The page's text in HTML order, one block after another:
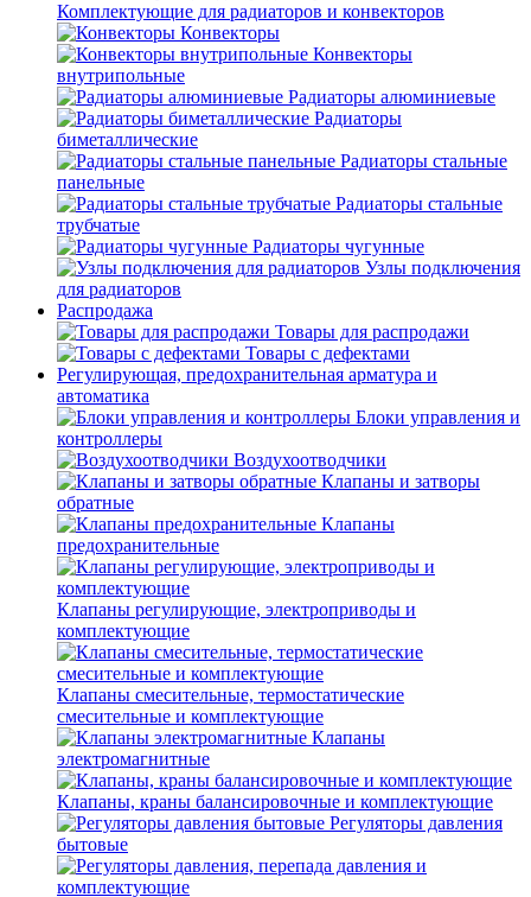
Комплектующие для радиаторов и конвекторов
Конвекторы
Конвекторы
внутрипольные
Радиаторы алюминиевые
Радиаторы
биметаллические
Радиаторы стальные
панельные
Радиаторы стальные
трубчатые
Радиаторы чугунные
Узлы подключения
для радиаторов
Распродажа
Товары для распродажи
Товары с дефектами
Регулирующая, предохранительная арматура и
автоматика
Блоки управления и
контроллеры
Воздухоотводчики
Клапаны и затворы
обратные
Клапаны
предохранительные
Клапаны регулирующие, электроприводы и
комплектующие
Клапаны смесительные, термостатические
смесительные и комплектующие
Клапаны
электромагнитные
Клапаны, краны балансировочные и комплектующие
Регуляторы давления
бытовые